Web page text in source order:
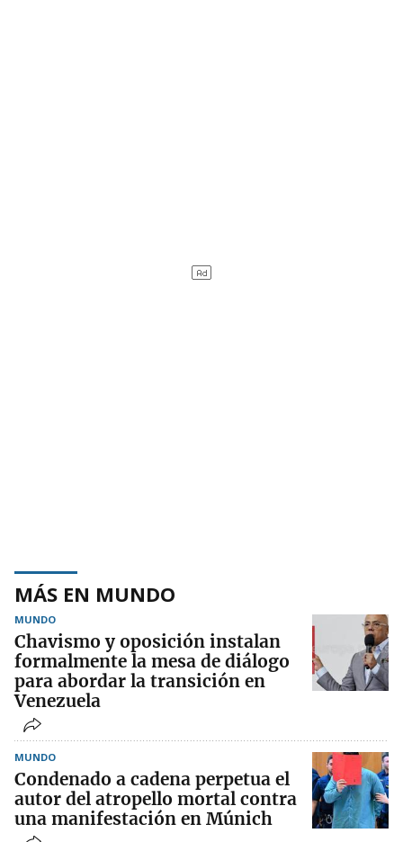
MÁS EN MUNDO
MUNDO
Chavismo y oposición instalan
formalmente la mesa de diálogo
para abordar la transición en
Venezuela
MUNDO
Condenado a cadena perpetua el
autor del atropello mortal contra
una manifestación en Múnich